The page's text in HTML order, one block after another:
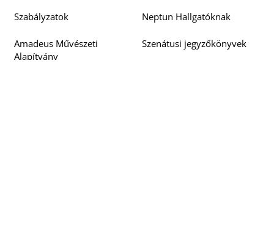
Szabályzatok Neptun Hallgatóknak
Amadeus Művészeti
Alapítvány
Szenátusi jegyzőkönyvek